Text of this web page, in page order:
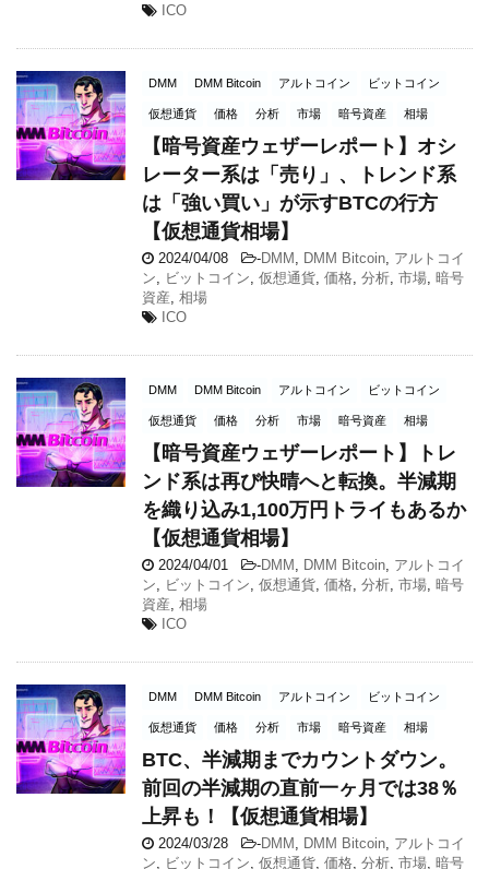
ICO
DMM DMM Bitcoin アルトコイン ビットコイン
仮想通貨 価格 分析 市場 暗号資産 相場
【暗号資産ウェザーレポート】オシ
レーター系は「売り」、トレンド系
は「強い買い」が示すBTCの行方
【仮想通貨相場】
2024/04/08 -DMM DMM Bitcoin アルトコイ
ン
ビットコイン 仮想通貨 価格 分析 市場 暗号
資産 相場
ICO
DMM DMM Bitcoin アルトコイン ビットコイン
仮想通貨 価格 分析 市場 暗号資産 相場
【暗号資産ウェザーレポート】トレ
ンド系は再び快晴へと転換。半減期
を織り込み1,100万円トライもあるか
【仮想通貨相場】
2024/04/01 -DMM DMM Bitcoin アルトコイ
ン
ビットコイン 仮想通貨 価格 分析 市場 暗号
資産 相場
ICO
DMM DMM Bitcoin アルトコイン ビットコイン
仮想通貨 価格 分析 市場 暗号資産 相場
BTC、半減期までカウントダウン。
前回の半減期の直前一ヶ月では38％
上昇も！【仮想通貨相場】
2024/03/28 -DMM DMM Bitcoin アルトコイ
ン
ビットコイン 仮想通貨 価格 分析 市場 暗号